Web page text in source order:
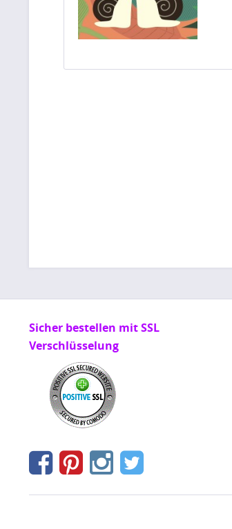
Sicher bestellen mit SSL
Verschlüsselung